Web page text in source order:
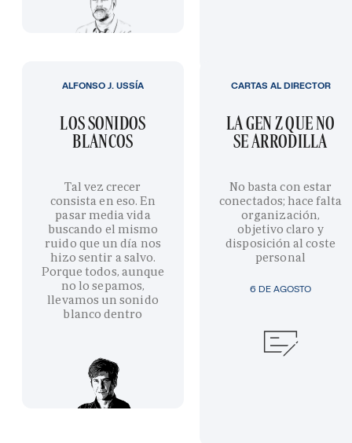
LOS SONIDOS
BLANCOS
Tal vez crecer
consista en eso. En
pasar media vida
buscando el mismo
ruido que un día nos
hizo sentir a salvo.
Porque todos, aunque
no lo sepamos,
llevamos un sonido
blanco dentro
ALFONSO J. USSÍA
6 DE AGOSTO
LA GEN Z QUE NO
SE ARRODILLA
No basta con estar
conectados; hace falta
organización,
objetivo claro y
disposición al coste
personal
CARTAS AL DIRECTOR